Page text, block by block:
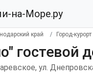
на-Море.ру
край Город-
гостевой
ул.